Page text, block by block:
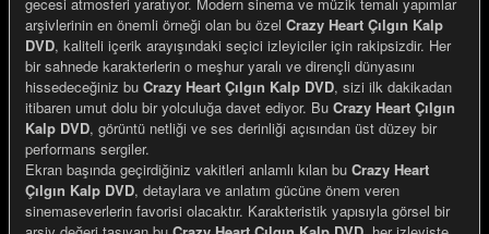
arşivlerinin en önemli örneği olan bu özel Crazy Heart Çılgın Kalp
DVD, kaliteli içerik arayışındaki seçici izleyiciler için rakipsizdir. Her
bir sahnede karakterlerin o meşhur yaralı ve dirençli dünyasını
hissedeceğiniz bu Crazy Heart Çılgın Kalp DVD, sizi ilk dakikadan
itibaren umut dolu bir yolculuğa davet ediyor. Bu Crazy Heart Çılgın
Kalp DVD, görüntü netliği ve ses derinliği açısından üst düzey bir
performans sergiler.
Ekran başında geçirdiğiniz vakitleri anlamlı kılan bu Crazy Heart
Çılgın Kalp DVD, detaylara ve anlatım gücüne önem veren
sinemaseverlerin favorisi olacaktır. Karakteristik yapısıyla görsel bir